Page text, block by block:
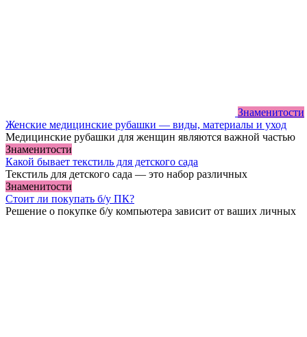
Знаменитости
Женские медицинские рубашки — виды, материалы и уход
Медицинские рубашки для женщин являются важной частью
Знаменитости
Какой бывает текстиль для детского сада
Текстиль для детского сада — это набор различных
Знаменитости
Стоит ли покупать б/у ПК?
Решение о покупке б/у компьютера зависит от ваших личных